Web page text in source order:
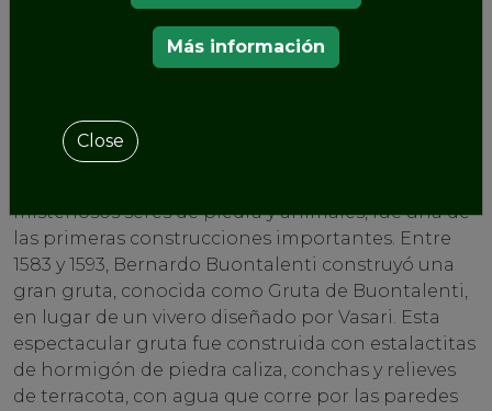
después, y Bartolomeo Ammannati se hizo cargo
del trabajo y posteriormente lo hizo Bernardo
La Gruta de la Madama
La Gruta de la Madama, realizada entre 1553 y 1555
misteriosos seres de piedra y animales, fue una de
las primeras construcciones importantes. Entre
1583 y 1593, Bernardo Buontalenti construyó una
gran gruta, conocida como Gruta de Buontalenti,
en lugar de un vivero diseñado por Vasari. Esta
espectacular gruta fue construida con estalactitas
de hormigón de piedra caliza, conchas y relieves
de terracota, con agua que corre por las paredes
Más información
Close